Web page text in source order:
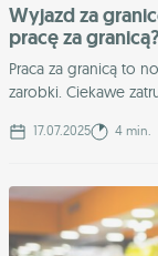
Wyjazd za
pracę za granicą?
Praca za granicą to
zarobki. Ciekawe
17.07.2025 4 min.